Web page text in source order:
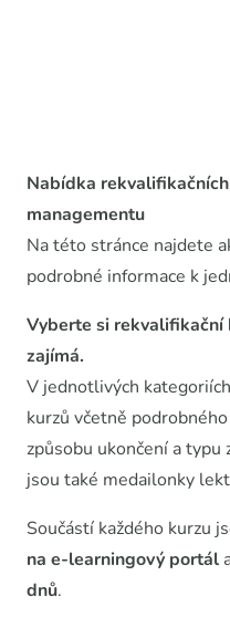
Nabídka
managementu
Na této stránce najdete
podrobné informace k
Vyberte si
zajímá.
V jednotlivých
kurzů včetně
způsobu ukončení a typu
jsou také medailonky
Součástí každého kurzu
na e-learningový portál
dnů.